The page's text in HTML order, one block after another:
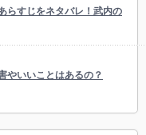
らすじをネタバレ！武内の
やいいことはあるの？